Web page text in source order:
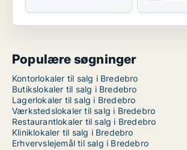
Populære søgninger
Kontorlokaler til salg i Bredebro
Butikslokaler til salg i Bredebro
Lagerlokaler til salg i Bredebro
Værkstedslokaler til salg i Bredebro
Restaurantlokaler til salg i Bredebro
Kliniklokaler til salg i Bredebro
Erhvervslejemål til salg i Bredebro